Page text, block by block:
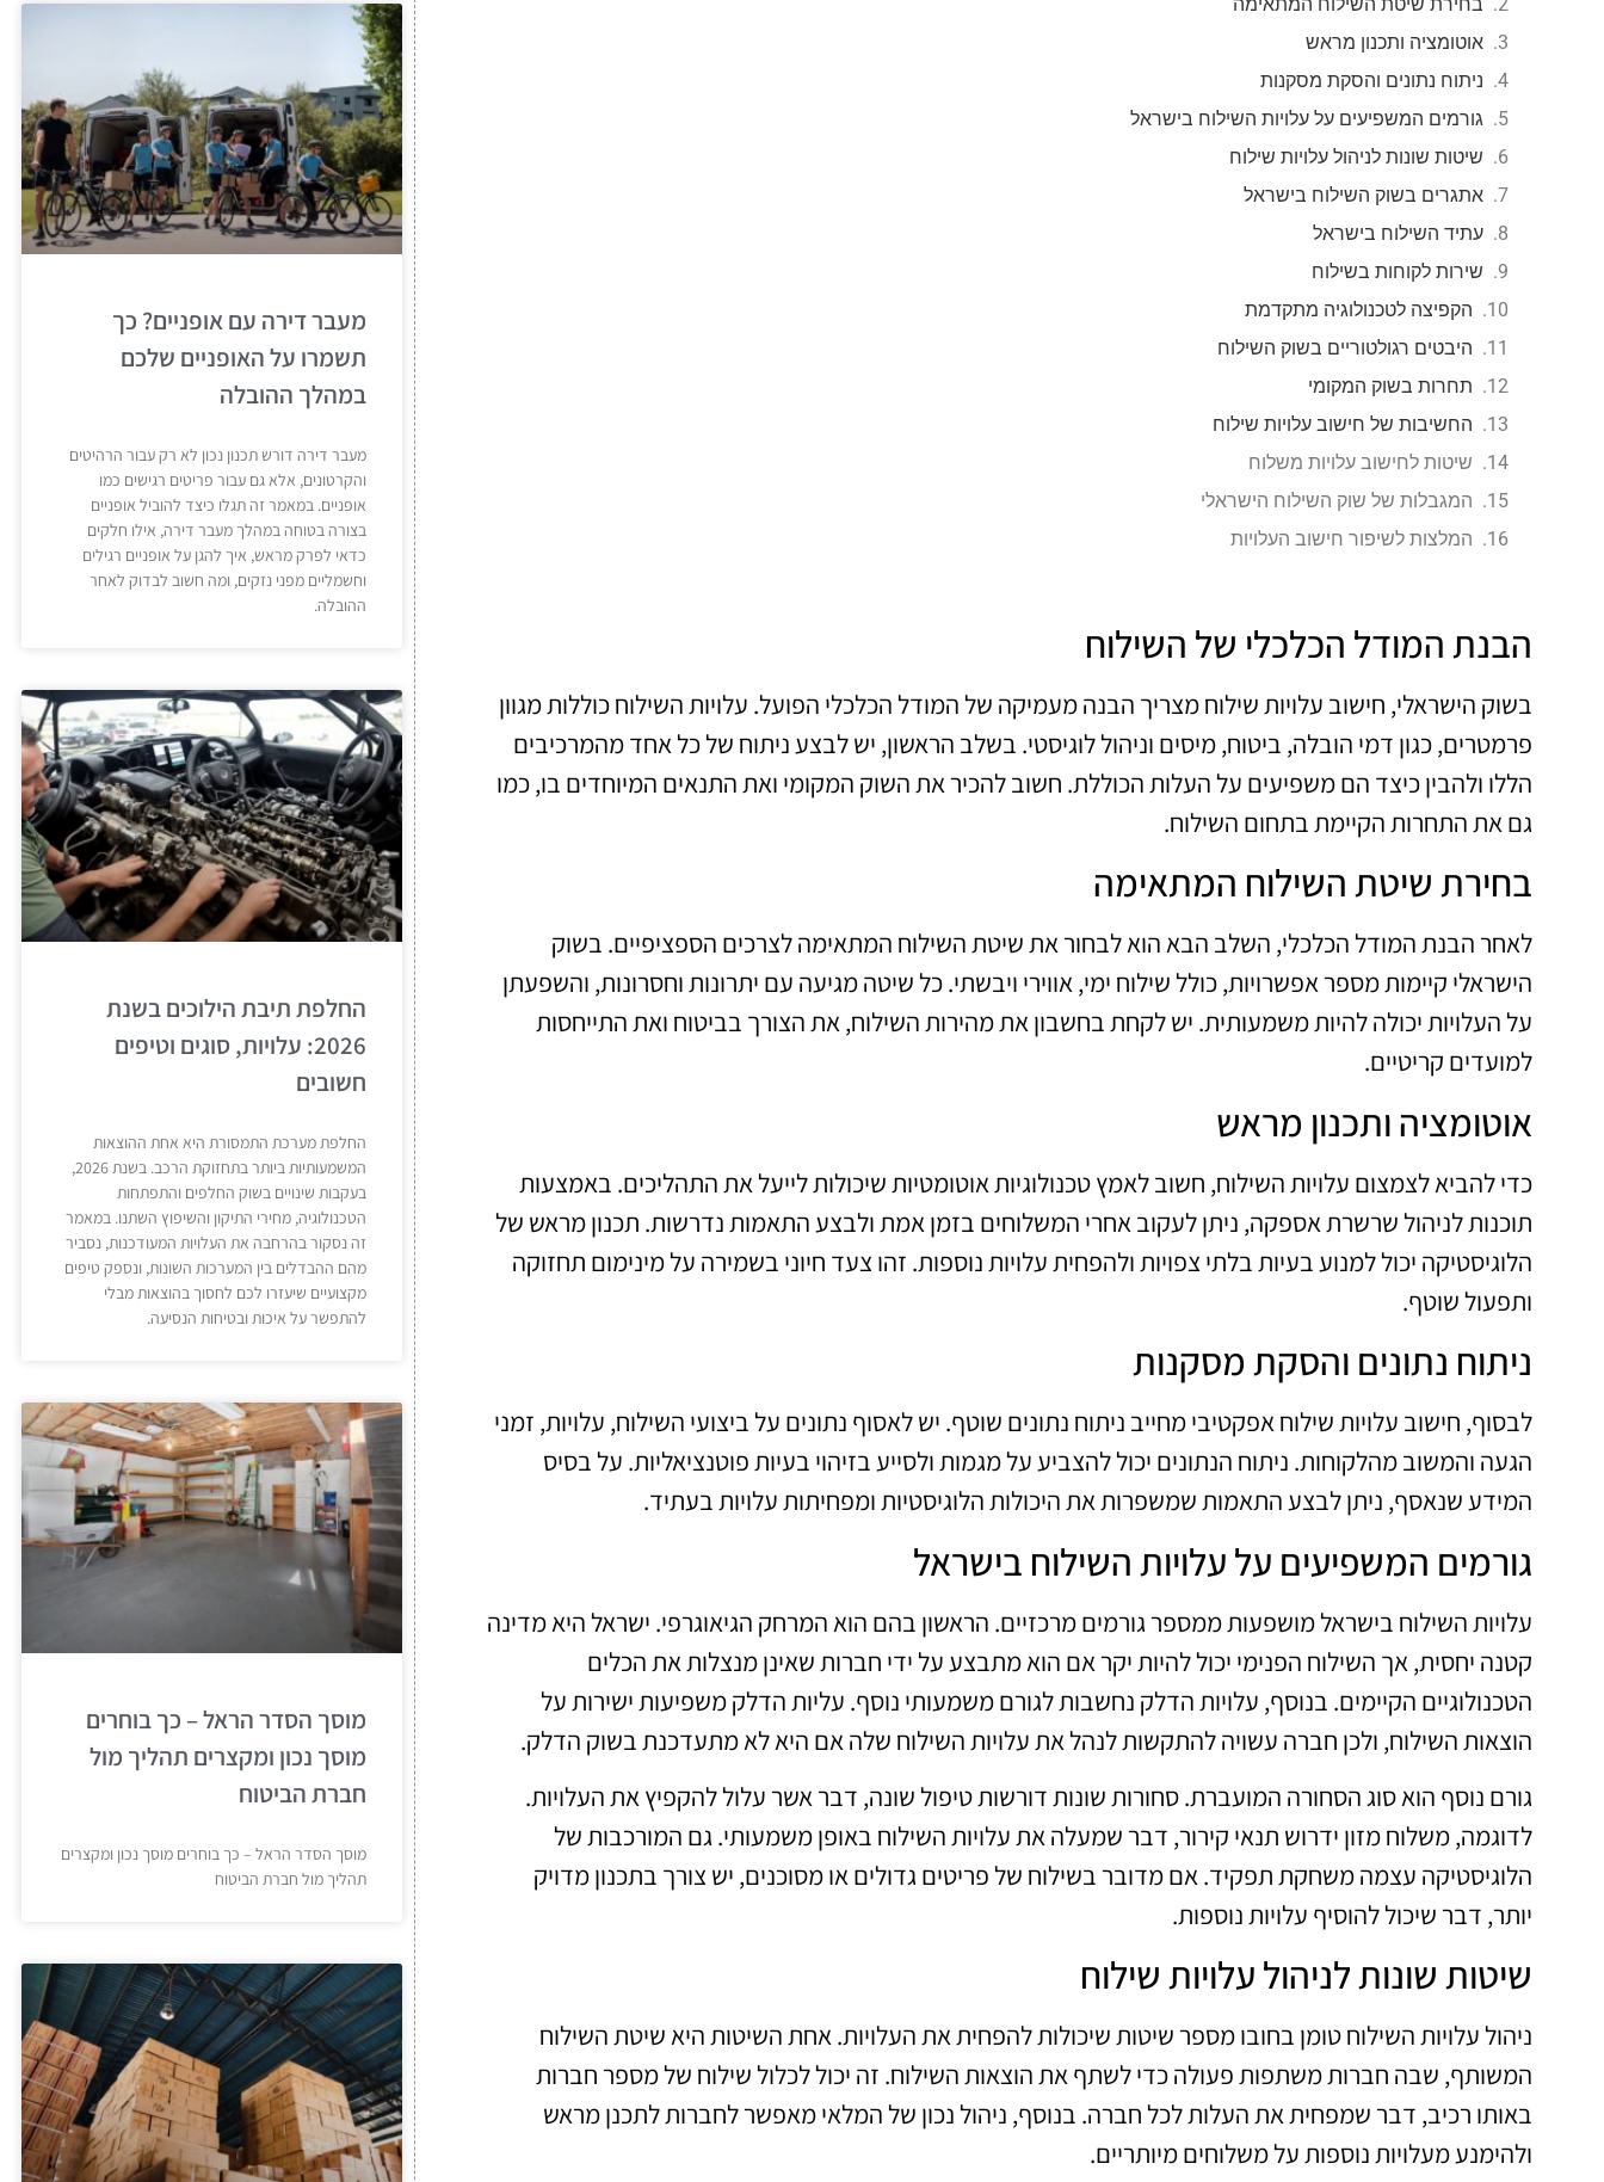
אוטומציה ותכנון מראש
ניתוח נתונים והסקת מסקנות
גורמים המשפיעים על עלויות השילוח בישראל
שיטות שונות לניהול עלויות שילוח
אתגרים בשוק השילוח בישראל
עתיד השילוח בישראל
שירות לקוחות בשילוח
הקפיצה לטכנולוגיה מתקדמת
היבטים רגולטוריים בשוק השילוח
תחרות בשוק המקומי
החשיבות של חישוב עלויות שילוח
שיטות לחישוב עלויות משלוח
המגבלות של שוק השילוח הישראלי
המלצות לשיפור חישוב העלויות
הבנת המודל הכלכלי של השילוח
בשוק הישראלי, חישוב עלויות שילוח מצריך הבנה מעמיקה של המודל הכלכלי הפועל. עלויות השילוח כוללות מגוון
פרמטרים, כגון דמי הובלה, ביטוח, מיסים וניהול לוגיסטי. בשלב הראשון, יש לבצע ניתוח של כל אחד מהמרכיבים
הללו ולהבין כיצד הם משפיעים על העלות הכוללת. חשוב להכיר את השוק המקומי ואת התנאים המיוחדים בו, כמו
גם את התחרות הקיימת בתחום השילוח.
בחירת שיטת השילוח המתאימה
לאחר הבנת המודל הכלכלי, השלב הבא הוא לבחור את שיטת השילוח המתאימה לצרכים הספציפיים. בשוק
הישראלי קיימות מספר אפשרויות, כולל שילוח ימי, אווירי ויבשתי. כל שיטה מגיעה עם יתרונות וחסרונות, והשפעתן
על העלויות יכולה להיות משמעותית. יש לקחת בחשבון את מהירות השילוח, את הצורך בביטוח ואת התייחסות
למועדים קריטיים.
אוטומציה ותכנון מראש
כדי להביא לצמצום עלויות השילוח, חשוב לאמץ טכנולוגיות אוטומטיות שיכולות לייעל את התהליכים. באמצעות
תוכנות לניהול שרשרת אספקה, ניתן לעקוב אחרי המשלוחים בזמן אמת ולבצע התאמות נדרשות. תכנון מראש של
הלוגיסטיקה יכול למנוע בעיות בלתי צפויות ולהפחית עלויות נוספות. זהו צעד חיוני בשמירה על מינימום תחזוקה
ותפעול שוטף.
ניתוח נתונים והסקת מסקנות
לבסוף, חישוב עלויות שילוח אפקטיבי מחייב ניתוח נתונים שוטף. יש לאסוף נתונים על ביצועי השילוח, עלויות, זמני
הגעה והמשוב מהלקוחות. ניתוח הנתונים יכול להצביע על מגמות ולסייע בזיהוי בעיות פוטנציאליות. על בסיס
המידע שנאסף, ניתן לבצע התאמות שמשפרות את היכולות הלוגיסטיות ומפחיתות עלויות בעתיד.
גורמים המשפיעים על עלויות השילוח בישראל
עלויות השילוח בישראל מושפעות ממספר גורמים מרכזיים. הראשון בהם הוא המרחק הגיאוגרפי. ישראל היא מדינה
קטנה יחסית, אך השילוח הפנימי יכול להיות יקר אם הוא מתבצע על ידי חברות שאינן מנצלות את הכלים
הטכנולוגיים הקיימים. בנוסף, עלויות הדלק נחשבות לגורם משמעותי נוסף. עליות הדלק משפיעות ישירות על
הוצאות השילוח, ולכן חברה עשויה להתקשות לנהל את עלויות השילוח שלה אם היא לא מתעדכנת בשוק הדלק.
גורם נוסף הוא סוג הסחורה המועברת. סחורות שונות דורשות טיפול שונה, דבר אשר עלול להקפיץ את העלויות.
לדוגמה, משלוח מזון ידרוש תנאי קירור, דבר שמעלה את עלויות השילוח באופן משמעותי. גם המורכבות של
הלוגיסטיקה עצמה משחקת תפקיד. אם מדובר בשילוח של פריטים גדולים או מסוכנים, יש צורך בתכנון מדויק
יותר, דבר שיכול להוסיף עלויות נוספות.
שיטות שונות לניהול עלויות שילוח
ניהול עלויות השילוח טומן בחובו מספר שיטות שיכולות להפחית את העלויות. אחת השיטות היא שיטת השילוח
המשותף, שבה חברות משתפות פעולה כדי לשתף את הוצאות השילוח. זה יכול לכלול שילוח של מספר חברות
באותו רכיב, דבר שמפחית את העלות לכל חברה. בנוסף, ניהול נכון של המלאי מאפשר לחברות לתכנן מראש
ולהימנע מעלויות נוספות על משלוחים מיותריים.
מעבר דירה עם אופניים? כך
תשמרו על האופניים שלכם
במהלך ההובלה
מעבר דירה דורש תכנון נכון לא רק עבור הרהיטים
והקרטונים, אלא גם עבור פריטים רגישים כמו
אופניים. במאמר זה תגלו כיצד להוביל אופניים
בצורה בטוחה במהלך מעבר דירה, אילו חלקים
כדאי לפרק מראש, איך להגן על אופניים רגילים
וחשמליים מפני נזקים, ומה חשוב לבדוק לאחר
ההובלה.
החלפת תיבת הילוכים בשנת
2026: עלויות, סוגים וטיפים
חשובים
החלפת מערכת התמסורת היא אחת ההוצאות
המשמעותיות ביותר בתחזוקת הרכב. בשנת 2026,
בעקבות שינויים בשוק החלפים והתפתחות
הטכנולוגיה, מחירי התיקון והשיפוץ השתנו. במאמר
זה נסקור בהרחבה את העלויות המעודכנות, נסביר
מהם ההבדלים בין המערכות השונות, ונספק טיפים
מקצועיים שיעזרו לכם לחסוך בהוצאות מבלי
להתפשר על איכות ובטיחות הנסיעה.
מוסך הסדר הראל – כך בוחרים
מוסך נכון ומקצרים תהליך מול
חברת הביטוח
מוסך הסדר הראל – כך בוחרים מוסך נכון ומקצרים
תהליך מול חברת הביטוח